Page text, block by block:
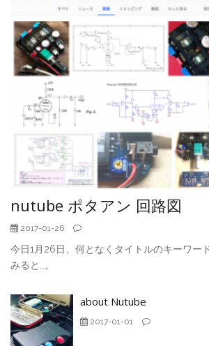
nutube ポタアン 回路図
2017-01-26
今日1月26日、何となくタイトルのキーワー
みると…。
about Nutube
2017-01-01